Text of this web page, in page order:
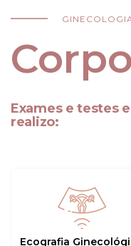
Exames e testes
realizo:
Ecografia